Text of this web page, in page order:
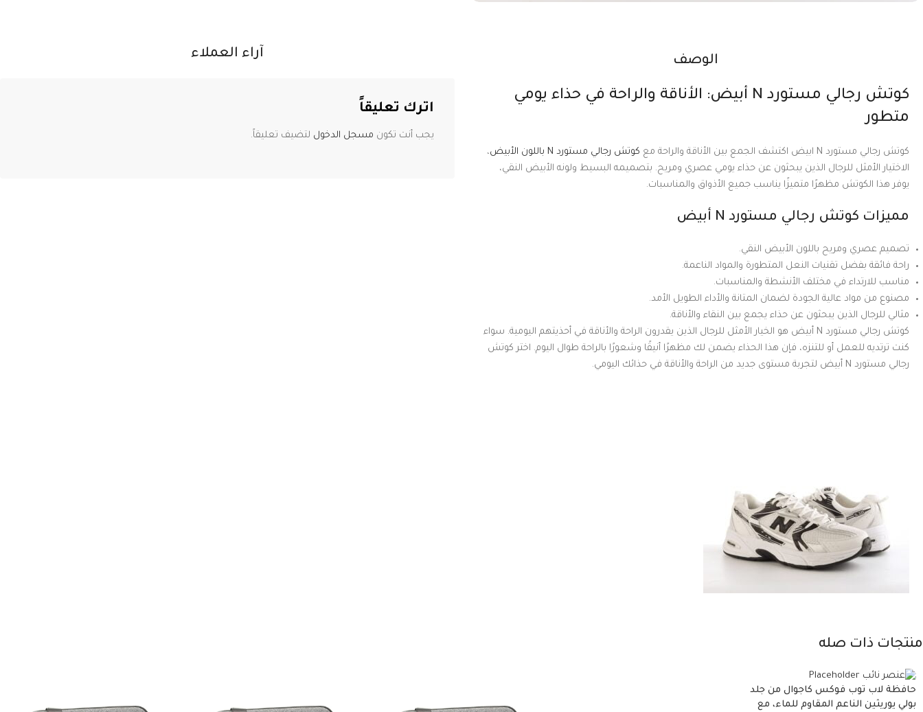
الوصف
كوتش رجالي مستورد N أبيض: الأناقة والراحة في حذاء يومي
متطور
كوتش رجالي مستورد N ابيض اكتشف الجمع بين الأناقة والراحة مع كوتش رجالي مستورد N باللون الأبيض
،
الاختيار الأمثل للرجال الذين يبحثون عن حذاء يومي عصري ومريح. بتصميمه البسيط ولونه الأبيض النقي،
يوفر هذا الكوتش مظهرًا متميزًا يناسب جميع الأذواق والمناسبات.
مميزات كوتش رجالي مستورد N أبيض
تصميم عصري ومريح باللون الأبيض النقي.
راحة فائقة بفضل تقنيات النعل المتطورة والمواد الناعمة.
مناسب للارتداء في مختلف الأنشطة والمناسبات.
مصنوع من مواد عالية الجودة لضمان المتانة والأداء الطويل الأمد.
مثالي للرجال الذين يبحثون عن حذاء يجمع بين النقاء والأناقة.
كوتش رجالي مستورد N أبيض هو الخيار الأمثل للرجال الذين يقدرون الراحة والأناقة في أحذيتهم اليومية. سواء
كنت ترتديه للعمل أو للتنزه، فإن هذا الحذاء يضمن لك مظهرًا أنيقًا وشعورًا بالراحة طوال اليوم. اختر كوتش
رجالي مستورد N أبيض لتجربة مستوى جديد من الراحة والأناقة في حذائك اليومي.
آراء العملاء
اترك تعليقاً
يجب أنت تكون مسجل الدخول لتضيف تعليقاً.
منتجات ذات صله
حافظة لاب توب فوكس كاجوال من جلد
بولي يوريثين الناعم المقاوم للماء، مع